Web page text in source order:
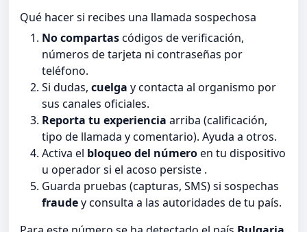
Qué hacer si recibes una llamada sospechosa
No compartascódigos de verificación,
números de tarjeta ni contraseñas por
teléfono.
Si dudas, cuelga y contacta al organismo por
sus canales oficiales.
Reporta tu experiencia arriba (calificación,
tipo de llamada y comentario). Ayuda a otros.
Activa el bloqueo del númeroen tu dispositivo
u operador si el acoso persiste .
Guarda pruebas (capturas, SMS) si sospechas
fraudey consulta a las autoridades de tu país.